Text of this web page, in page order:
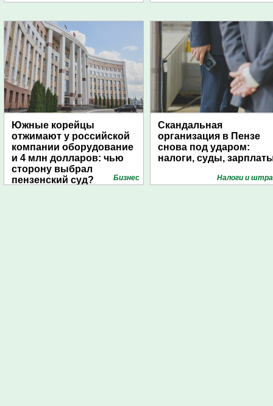
Южные корейцы
отжимают у российской
компании оборудование
и 4 млн долларов: чью
сторону выбрал
пензенский суд?
Бизнес
Скандальная
организация в Пензе
снова под ударом:
налоги, суды,
Налоги и